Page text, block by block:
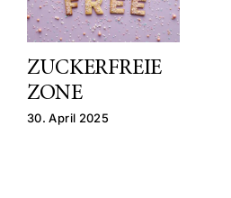
ZUCKERFREIE
ZONE
30. April 2025